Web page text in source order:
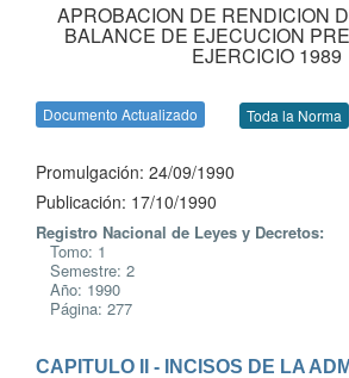
APROBACION DE RENDICION
BALANCE DE EJECUCION
EJERCICIO 1989
Documento Actualizado Toda la Norma
Promulgación: 24/09/1990
Publicación: 17/10/1990
Registro Nacional de Leyes y Decretos:
Tomo: 1
Semestre: 2
Año: 1990
Página: 277
CAPITULO II - INCISOS DE LA